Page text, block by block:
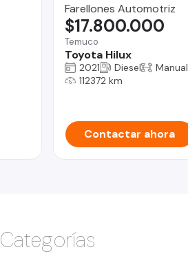
Farellones Automotriz
Temuco
Toyota Hilux
$17.800.000
2021 Diesel
Manual
112372 km
Contactar ahora
Categorías